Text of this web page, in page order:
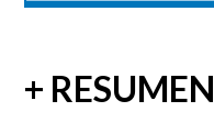
+ RESUMEN